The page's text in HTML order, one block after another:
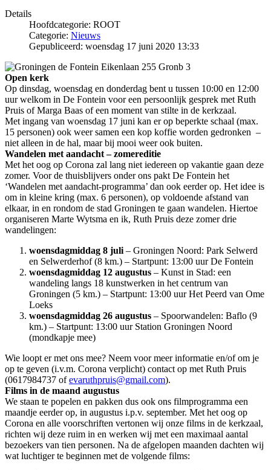
Details
Hoofdcategorie: ROOT
Categorie: Nieuws
Gepubliceerd: woensdag 17 juni 2020 13:33
Open kerk
Op dinsdag, woensdag en donderdag bent u tussen 10:00 en 12:00
uur welkom in De Fontein voor een persoonlijk gesprek met Ruth
Pruis of Marga Baas of een moment van stilte in de kerkzaal.
Met ingang van woensdag 17 juni kan er op beperkte schaal (max.
15 personen) ook weer samen een kop koffie worden gedronken –
niet alleen in de hal, maar bij mooi weer ook buiten.
Wandelen met aandacht – zomereditie
Met het oog op Corona zal lang niet iedereen op vakantie gaan deze
zomer. Voor de thuisblijvers onder ons pakt De Fontein het
‘Wandelen met aandacht-programma’ dan ook eerder op. Het idee is
om in kleine kring (max. 6 personen), op voldoende afstand van
elkaar, in en rondom de stad Groningen te gaan wandelen. Hiertoe
organiseren Marte Wytsma en ik, Ruth Pruis deze zomer drie
wandelingen:
woensdagmiddag 8 juli – Groningen Noord: Park Selwerd
en Selwerderhof (8 km.) – Startpunt: 13:00 uur De Fontein
woensdagmiddag 12 augustus – Kunst in Stad: een
wandeling langs 18 kunstwerken in het centrum van
Groningen (5 km.) – Startpunt: 13:00 uur Het Peerd van Ome
Loeks
woensdagmiddag 26 augustus – Spoorwandelen: Baflo (9
km.) – Startpunt: 13:00 uur Station Groningen Noord
(mondkapje mee)
Wie loopt er met ons mee? Neem voor meer informatie en/of om je
op te geven (i.v.m. Corona verplicht) contact op met Ruth Pruis
(0617984737 ofevaruthpruis@gmail.com).
Films in de maand augustus
We staan te popelen en pakken dus ook ons filmprogramma een
maandje eerder op, in augustus i.p.v. september. Met het oog op
Corona en alle voorschriften vertonen wij onze films in de kerkzaal,
richten wij deze ruim in en werken wij met een maximaal aantal
bezoekers van tien personen. Na de afgelopen maanden dachten wij
wat luchtiger te beginnen met de volgende films: